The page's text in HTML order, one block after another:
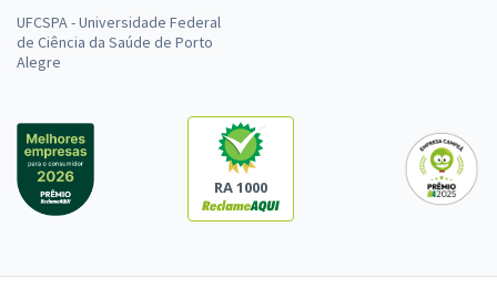
UFCSPA - Universidade Federal
de Ciência da Saúde de Porto
Alegre
RA 1000